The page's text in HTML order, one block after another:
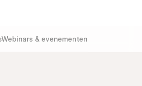
Webinars & evenementen